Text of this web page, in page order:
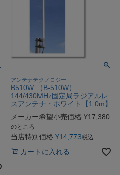
アンテナテクノロジー
B510W （B-510W）
144/430MHz固定局ラジアルレ
スアンテナ・ホワイト【1.0m】
メーカー希望小売価格 ¥17,380
のところ
当店特別価格 ¥14,773税込
カートに入れる